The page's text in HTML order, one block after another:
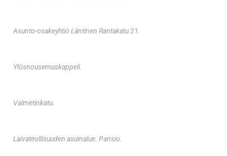
Asunto-osakeyhtiö Läntinen Rantakatu 21.
Ylösnousemuskappeli.
Valmetinkatu.
Laivateollisuuden asuinalue. Pansio.